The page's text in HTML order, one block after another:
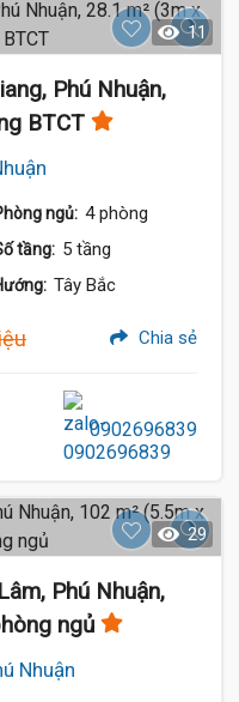
11
Phú Nhuận,
BTCT
ngủ: 4 phòng
tầng: 5 tầng
Tây Bắc
Chia sẻ
0902696839
29
Phú Nhuận,
ngủ
Nhuận